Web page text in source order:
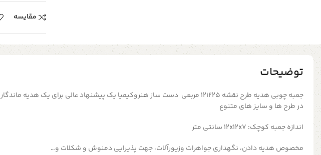
مقایسه
توضیحات
جعبه چوبی هدیه طرح نقشه 121225 مربعی دست ساز هنروکیمیا یک پیشنهاد عالی برای یک هدیه ماندگار
در طرح ها و سایز های متنوع
اندازه جعبه کوچک: 12x12x7 سانتی متر
مخصوص هدیه دادن، نگهداری جواهرات وزیورآلات، جهت پذیرایی دمنوش و شکلات و…